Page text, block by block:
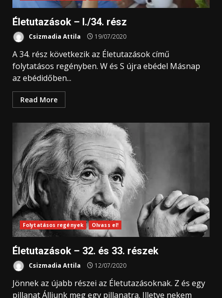
Életutazások – I./34. rész
Csizmadia Attila 19/07/2020
A 34. rész következik az Életutazások című
folytatásos regényben. W és S újra ebédel Másnap
az ebédidőben...
Read More
Folytatásos regények Olvass el!
Életutazások – 32. és 33. részek
Csizmadia Attila 12/07/2020
Jönnek az újabb részei az Életutazásoknak. Z és egy
pillanat Álljunk meg egy pillanatra. Illetve nekem